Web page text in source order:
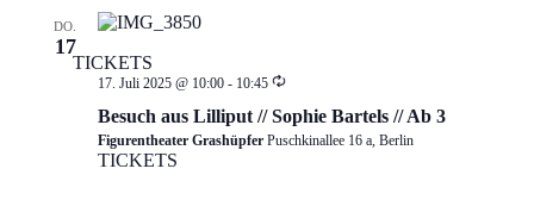
DO.
17
TICKETS
17. Juli 2025 @ 10:00- 10:45 Wiederholung
Besuch aus Lilliput // Sophie Bartels // Ab 3
Figurentheater Grashüpfer Puschkinallee 16 a, Berlin
TICKETS